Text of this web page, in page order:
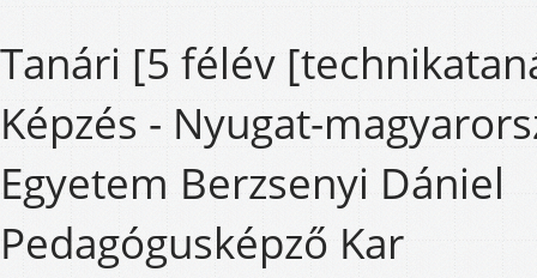
Tanári [5 félév
Képzés - Nyugat-
Egyetem Berzsenyi Dániel
Pedagógusképző Kar